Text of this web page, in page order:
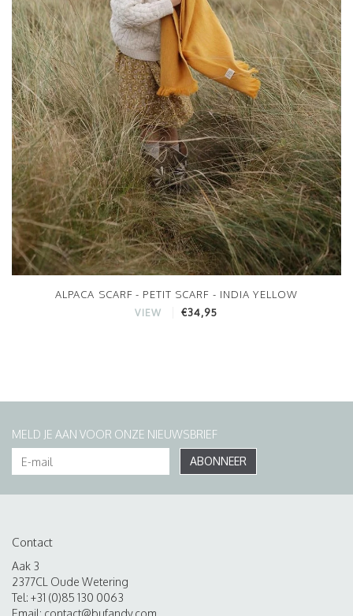
ALPACA SCARF - PETIT SCARF - INDIA YELLOW
VIEW €34,95
MELD JE AAN VOOR ONZE NIEUWSBRIEF
ABONNEER
Contact
Aak 3
2377CL Oude Wetering
Tel: +31 (0)85 130 0063
Email: contact@bufandy.com